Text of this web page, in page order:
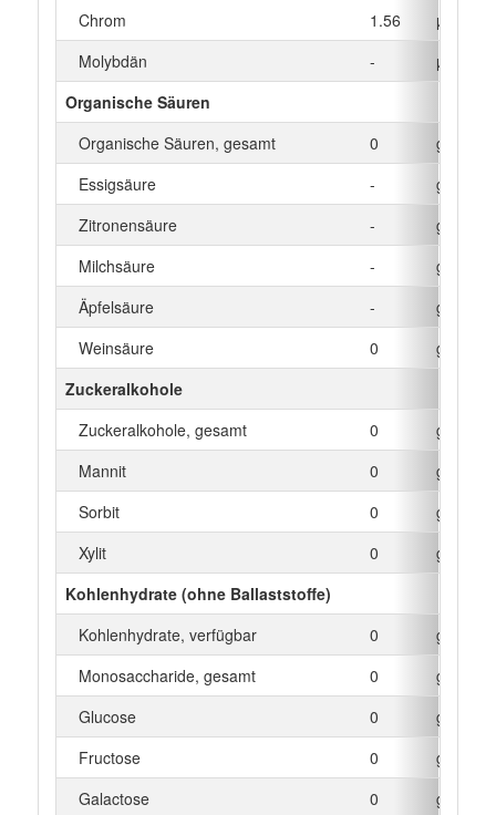
Chrom 1.56
µg
Molybdän
-
µg
Organische Säuren
Organische Säuren, gesamt
0
g
Essigsäure
-
g
Zitronensäure
-
g
Milchsäure
-
g
Äpfelsäure
-
g
Weinsäure
0
g
Zuckeralkohole
Zuckeralkohole, gesamt
0
g
Mannit
0
g
Sorbit
0
g
Xylit
0
g
Kohlenhydrate (ohne Ballaststoffe)
Kohlenhydrate, verfügbar
0
g
Monosaccharide, gesamt
0
g
Glucose
0
g
Fructose
0
g
Galactose
0
g